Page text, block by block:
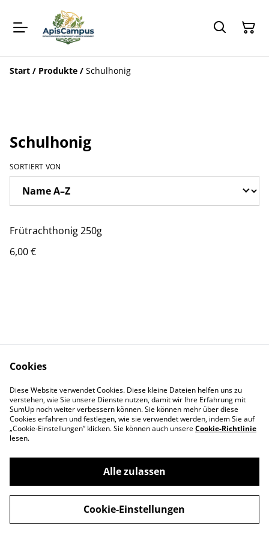
Start / Produkte / Schulhonig
Schulhonig
SORTIERT VON
Frütrachthonig 250g
6,00 €
Kontaktieren Sie uns
Rechtliche
Bestimmungen
Datenschutzbestimm
ungen von SumUp
Cookie-Richtlinie
©2026ApisCampus
powered by
Cookies
Diese Website verwendet Cookies. Diese kleine Dateien helfen uns zu
verstehen, wie Sie unsere Dienste nutzen, damit wir Ihre Erfahrung mit
SumUp noch weiter verbessern können. Sie können mehr über diese
Cookies erfahren und festlegen, wie sie verwendet werden, indem Sie auf
„Cookie-Einstellungen” klicken. Sie können auch unsereCookie-Richtlinie
lesen.
Alle zulassen
Cookie-Einstellungen